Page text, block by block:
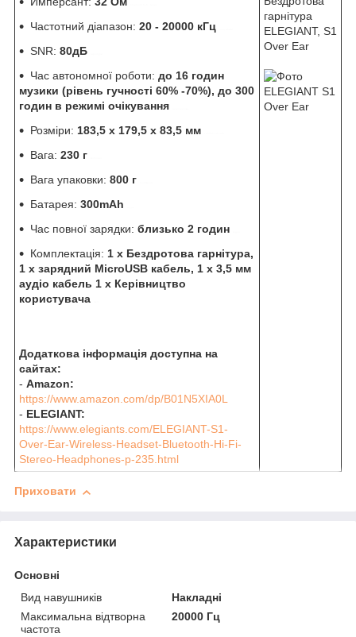
Частотний діапазон: 20 - 20000 кГц
SNR: 80дБ
Час автономної роботи: до 16 годин
музики (рівень гучності 60% -70%), до 300
годин в режимі очікування
Розміри: 183,5 х 179,5 х 83,5 мм
Вага: 230 г
Вага упаковки: 800 г
Батарея: 300mAh
Час повної зарядки: близько 2 годин
Комплектація: 1 х Бездротова гарнітура,
1 х зарядний MicroUSB кабель, 1 х 3,5 мм
аудіо кабель 1 х Керівництво
користувача
Додаткова інформація доступна на
сайтах:
- Amazon:
https://www.amazon.com/dp/B01N5XIA0L
- ELEGIANT:
https://www.elegiants.com/ELEGIANT-S1-
Over-Ear-Wireless-Headset-Bluetooth-Hi-Fi-
Stereo-Headphones-p-235.html
Приховати
Характеристики
Основні
Вид навушників
Накладні
Максимальна відтворна
частота
20000 Гц